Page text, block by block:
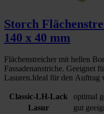
Storch
140 x 40 mm
Flächenstreicher mit hellen
Fassadenanstriche. Geeignet
Lasuren.Ideal für den Auftrag
Classic-LH-Lack
optimal
Lasur
gut